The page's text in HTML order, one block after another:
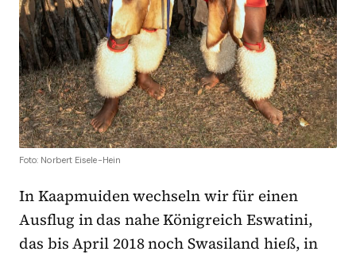
Foto: Norbert Eisele-Hein
In Kaapmuiden wechseln wir für einen
Ausflug in das nahe Königreich Eswatini,
das bis April 2018 noch Swasiland hieß, in